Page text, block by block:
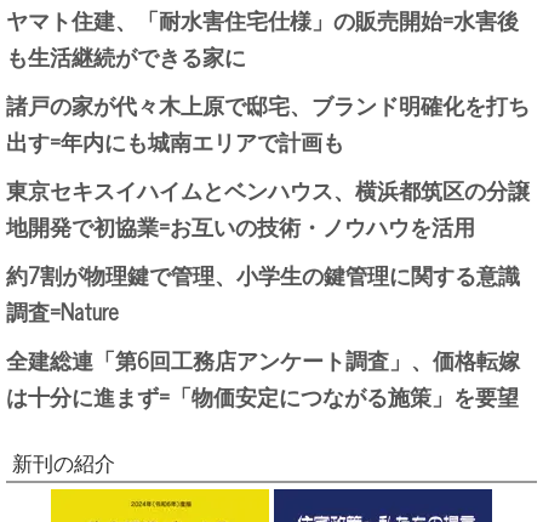
ヤマト住建、「耐水害住宅仕様」の販売開始=水害後
も生活継続ができる家に
諸戸の家が代々木上原で邸宅、ブランド明確化を打ち
出す=年内にも城南エリアで計画も
東京セキスイハイムとベンハウス、横浜都筑区の分譲
地開発で初協業=お互いの技術・ノウハウを活用
約7割が物理鍵で管理、小学生の鍵管理に関する意識
調査=Nature
全建総連「第6回工務店アンケート調査」、価格転嫁
は十分に進まず=「物価安定につながる施策」を要望
新刊の紹介